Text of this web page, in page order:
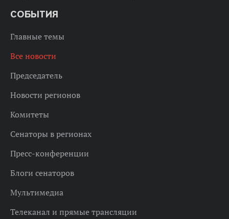
СОБЫТИЯ
Главные темы
Все новости
Председатель
Новости регионов
Комитеты
Сенаторы в регионах
Пресс-конференции
Блоги сенаторов
Мультимедиа
Телеканал и прямые трансляции